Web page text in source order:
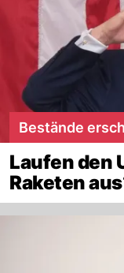
Bestände
Laufen den
Raketen